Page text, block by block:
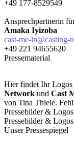
+49 177-8529549
Ansprechpartnerin
Amaka Iyizoba
cast-me-in@casting-
+49 221 94655620
Pressematerial
Hier findet Ihr Logos
Network und Cast
von Tina Thiele.
Pressebilder &
Pressebilder &
Unser Pressespiegel